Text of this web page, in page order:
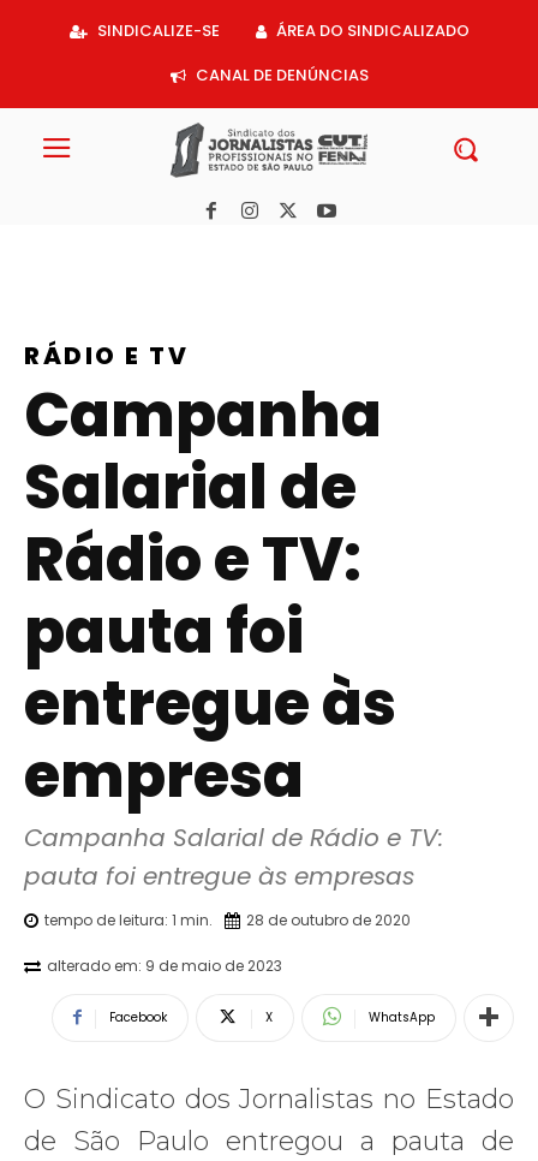
SINDICALIZE-SE
ÁREA DO SINDICALIZADO
CANAL DE DENÚNCIAS
RÁDIO E TV
Campanha
Salarial de
Rádio e TV:
pauta foi
entregue às
empresa
Campanha Salarial de Rádio e TV:
pauta foi entregue às empresas
tempo de leitura: 1 min. 28 de outubro de 2020
alterado em: 9 de maio de 2023
Facebook X WhatsApp
O Sindicato dos Jornalistas no Estado
de São Paulo entregou a pauta de